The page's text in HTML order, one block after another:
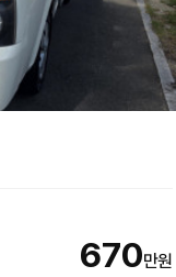
670만원